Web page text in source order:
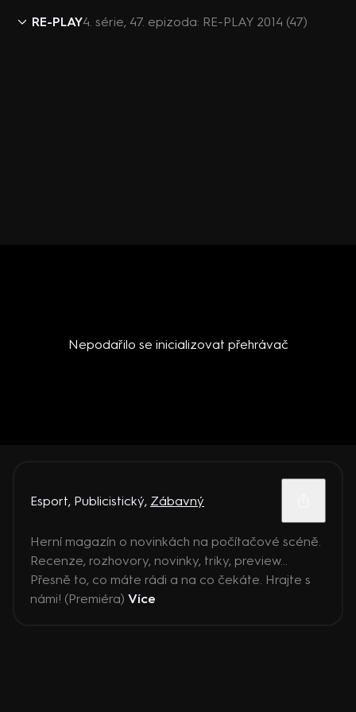
RE-PLAY4. série, 47. epizoda: RE-PLAY 2014 (47)
Nepodařilo se inicializovat přehrávač
Esport, Publicistický, Zábavný
Herní magazín o novinkách na počítačové scéně.
Recenze, rozhovory, novinky, triky, preview...
Přesně to, co máte rádi a na co čekáte. Hrajte s
námi! (Premiéra) Více